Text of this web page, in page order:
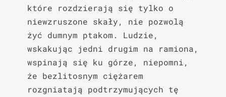
które rozdzierają się tylko o
niewzruszone skały, nie pozwolą
żyć dumnym ptakom. Ludzie,
wskakując jedni drugim na ramiona,
wspinają się ku górze, niepomni,
że bezlitosnym ciężarem
rozgniatają podtrzymujących tę